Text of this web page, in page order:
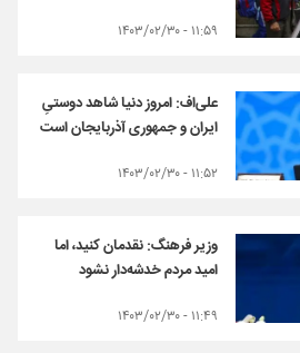
۱۱:۵۹ - ۱۴۰۳/۰۲/۳۰
علی‌اف: امروز دنیا شاهد دوستیِ
ایران و جمهوری آذربایجان است
۱۱:۵۲ - ۱۴۰۳/۰۲/۳۰
وزیر فرهنگ: نقدمان کنید، اما
امید مردم خدشه‌دار نشود
۱۱:۴۹ - ۱۴۰۳/۰۲/۳۰